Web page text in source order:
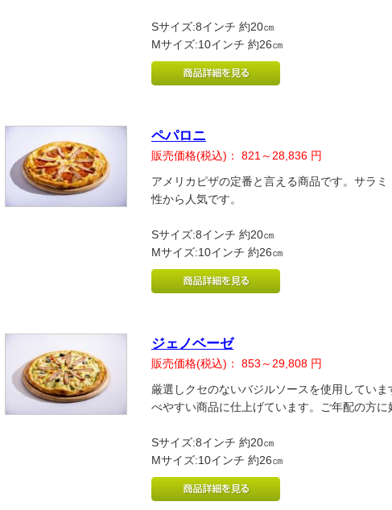
Sサイズ:8インチ 約20㎝
Mサイズ:10インチ 約26㎝
ペパロニ
販売価格(税込)： 821～28,836 円
アメリカピザの定番と言える商品です。サラ
性から人気です。
Sサイズ:8インチ 約20㎝
Mサイズ:10インチ 約26㎝
ジェノベーゼ
販売価格(税込)： 853～29,808 円
厳選しクセのないバジルソースを使用してい
べやすい商品に仕上げています。ご年配の方に
Sサイズ:8インチ 約20㎝
Mサイズ:10インチ 約26㎝